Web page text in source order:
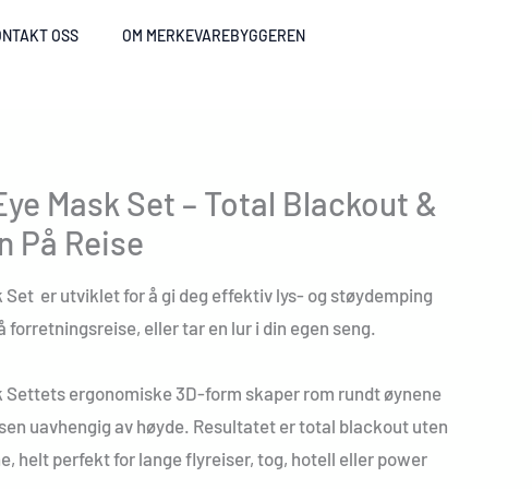
OSS OM MERKEVAREBYGGEREN
Mask Set – Total Blackout &
På Reise
Set er utviklet for å gi deg effektiv lys- og støydemping
forretningsreise, eller tar en lur i din egen seng.
Settets ergonomiske 3D-form skaper rom rundt øynene
uavhengig av høyde. Resultatet er total blackout uten
helt perfekt for lange flyreiser, tog, hotell eller power